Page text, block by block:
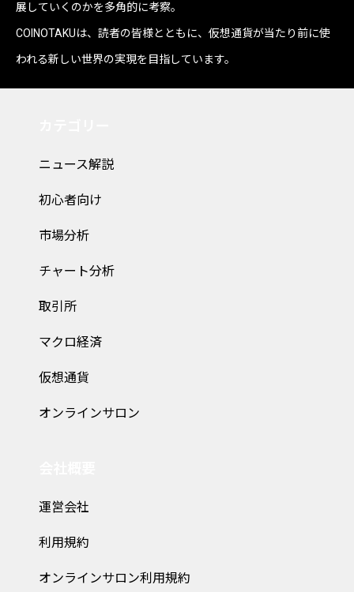
展していくのかを多角的に考察。
COINOTAKUは、読者の皆様とともに、仮想通貨が当たり前に使
われる新しい世界の実現を目指しています。
ニュース解説
初心者向け
市場分析
チャート分析
取引所
マクロ経済
仮想通貨
オンラインサロン
運営会社
利用規約
オンラインサロン利用規約